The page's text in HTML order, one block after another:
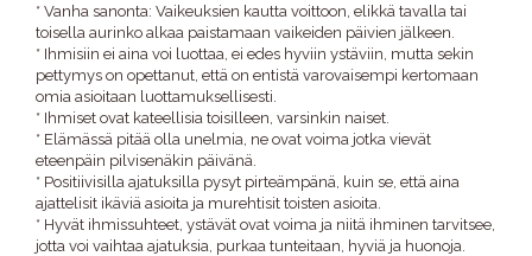
* Vanha sanonta: Vaikeuksien kautta voittoon, elikkä tavalla tai
toisella aurinko alkaa paistamaan vaikeiden päivien jälkeen.
* Ihmisiin ei aina voi luottaa, ei edes hyviin ystäviin, mutta sekin
pettymys on opettanut, että on entistä varovaisempi kertomaan
omia asioitaan luottamuksellisesti.
* Ihmiset ovat kateellisia toisilleen, varsinkin naiset.
* Elämässä pitää olla unelmia, ne ovat voima jotka vievät
eteenpäin pilvisenäkin päivänä.
* Positiivisilla ajatuksilla pysyt pirteämpänä, kuin se, että aina
ajattelisit ikäviä asioita ja murehtisit toisten asioita.
* Hyvät ihmissuhteet, ystävät ovat voima ja niitä ihminen tarvitsee,
jotta voi vaihtaa ajatuksia, purkaa tunteitaan, hyviä ja huonoja.